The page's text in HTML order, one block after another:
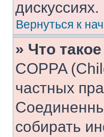
дискуссиях.
Вернуться к
» Что
COPPA
частных
собирать